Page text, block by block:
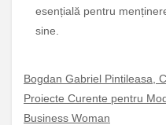
esențială pentru
sine.
Bogdan Gabriel Pintileasa,
Proiecte Curente pentru
Business Woman